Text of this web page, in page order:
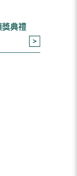
典禮